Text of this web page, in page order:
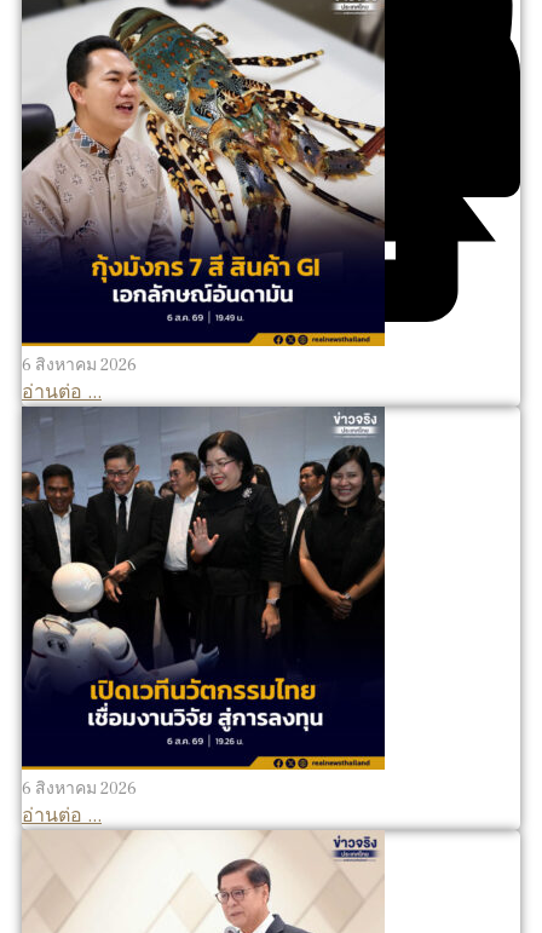
6 สิงหาคม 2026
อ่านต่อ ...
6 สิงหาคม 2026
อ่านต่อ ...